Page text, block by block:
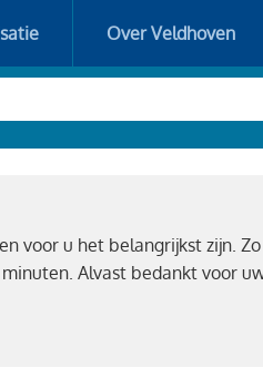
Over Veldhoven
voor u het belangrijkst zijn.
Alvast bedankt voor